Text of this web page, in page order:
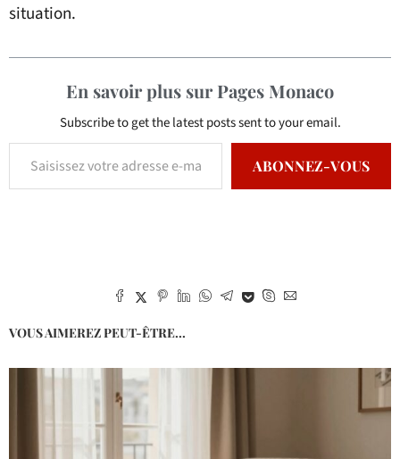
situation.
En savoir plus sur Pages Monaco
Subscribe to get the latest posts sent to your email.
ABONNEZ-VOUS
VOUS AIMEREZ PEUT-ÊTRE...